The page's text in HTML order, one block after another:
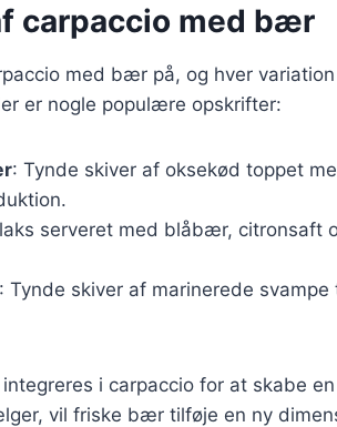
carpaccio med bær
med bær på, og hver
er nogle populære opskrifter:
: Tynde skiver af oksekød toppet
serveret med blåbær, citronsaft
: Tynde skiver af marinerede svampe
i carpaccio for at skabe
vil friske bær tilføje en ny